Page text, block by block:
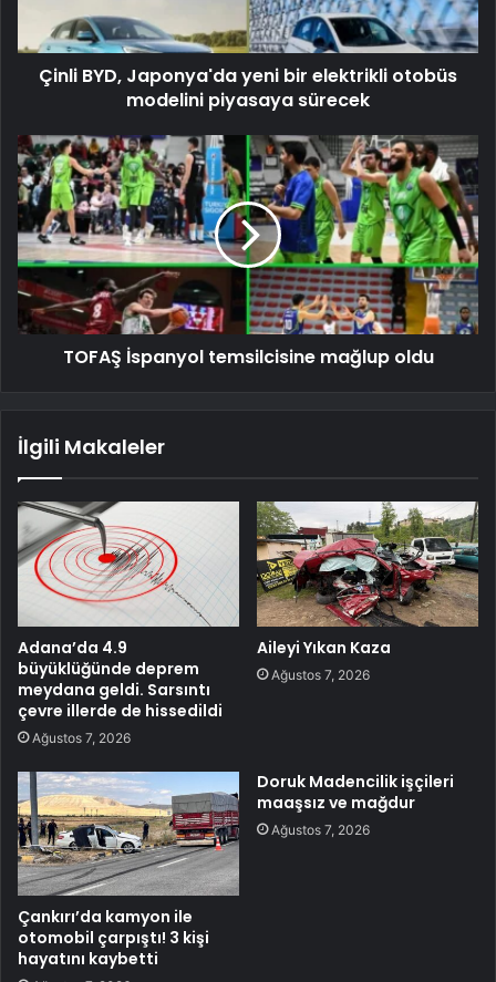
Çinli BYD, Japonya'da yeni bir elektrikli otobüs
modelini piyasaya sürecek
TOFAŞ İspanyol temsilcisine mağlup oldu
İlgili Makaleler
Adana’da 4.9
büyüklüğünde deprem
meydana geldi. Sarsıntı
çevre illerde de hissedildi
Ağustos 7, 2026
Aileyi Yıkan Kaza
Ağustos 7, 2026
Çankırı’da kamyon ile
otomobil çarpıştı! 3 kişi
hayatını kaybetti
Doruk Madencilik işçileri
maaşsız ve mağdur
Ağustos 7, 2026